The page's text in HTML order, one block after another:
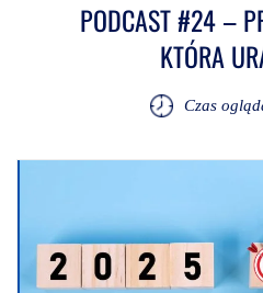
PODCAST #24 –
KTÓRA
Czas